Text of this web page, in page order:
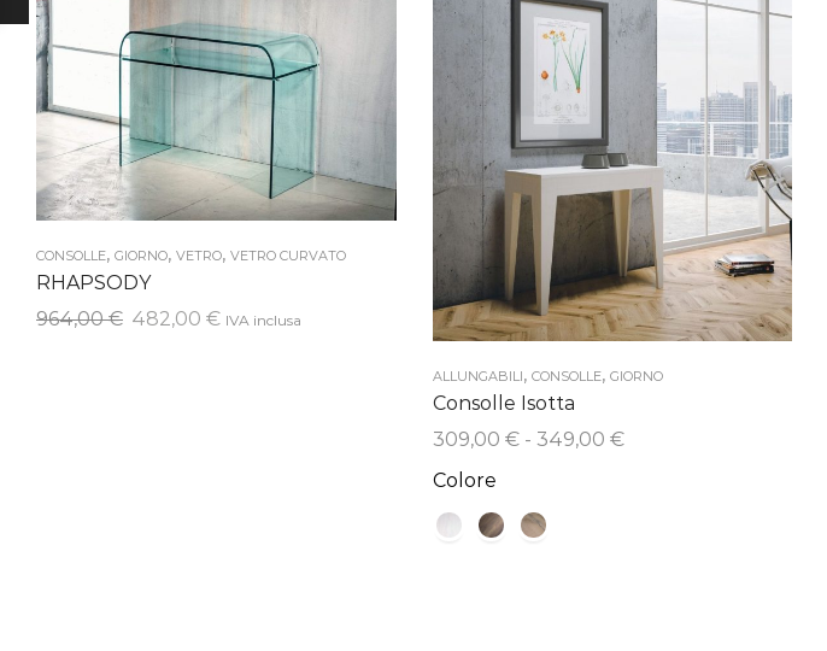
CONSOLLE, GIORNO, VETRO, VETRO CURVATO
RHAPSODY
964,00€ Il
482,00 €IlIVA inclusa
ALLUNGABILI, CONSOLLE, GIORNO
Consolle Isotta
309,00 € - 349,00 €Fascia
Colore